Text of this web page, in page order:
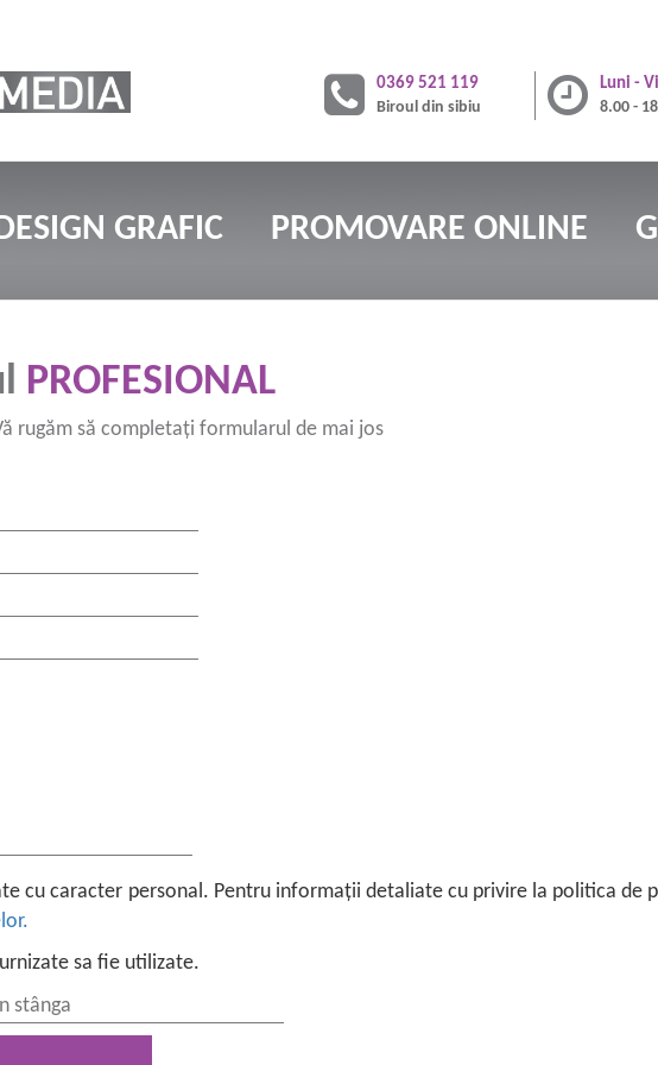
0369 521 119
Biroul din sibiu
Luni -
8.00 -
GRAFIC PROMOVARE ONLINE
PROFESIONAL
rugăm să completați formularul de mai jos
cu caracter personal. Pentru informații detaliate cu privire la politica de
sa fie utilizate.